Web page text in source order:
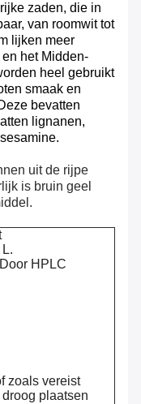
zaden, die in
van roomwit tot
lijken meer
het Midden-
heel gebruikt
smaak en
bevatten
lignanen,
uit de rijpe
is bruin geel
HPLC
zoals vereist
plaatsen